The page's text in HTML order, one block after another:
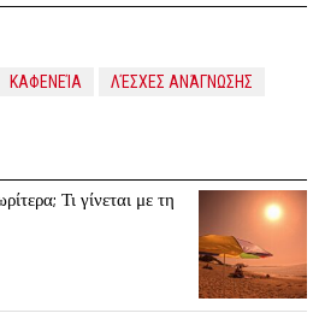
ΚΑΦΕΝΕΊΑ
ΛΈΣΧΕΣ ΑΝΆΓΝΩΣΗΣ
Τι γίνεται με τη